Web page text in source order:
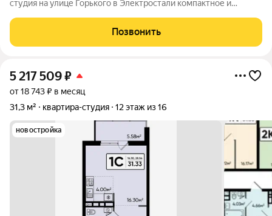
студия на улице Горького в Электростали компактное и
содержание. Кирпичный дом 1930 года с ж/б перекрытиями
даёт устойчивую температуру летом и
Позвонить
5 217 509₽
от 18 743 ₽ в месяц
31,3 м²
квартира-студия 12 этаж из 16
новостройка